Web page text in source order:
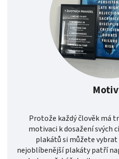
Protože každý člověk má
motivaci k dosažení svých
plakátů si můžete vybrat
nejoblíbenější plakáty patří